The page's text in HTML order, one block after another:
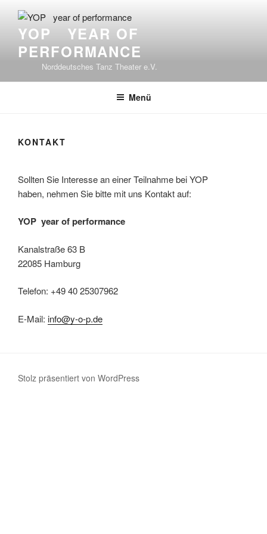
Inhalt
springenYOP YEAR OF
PERFORMANCE
Norddeutsches Tanz Theater e.V.
Menü
KONTAKT
Sollten Sie Interesse an einer Teilnahme bei YOP
haben, nehmen Sie bitte mit uns Kontakt auf:
YOP year of performance
Kanalstraße 63 B
22085 Hamburg
Telefon: +49 40 25307962
E-Mail: info@y-o-p.de
Stolz präsentiert von WordPress